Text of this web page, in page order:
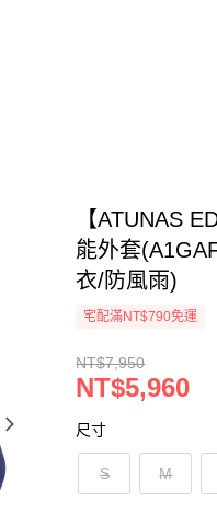
【ATUNAS
能外套
衣/防風雨)
宅配滿NT$790免運
NT$7,950
NT$5,960
尺寸
S M